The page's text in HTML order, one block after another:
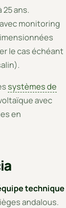
ans.
monitoring
le cas échéant
systèmes de
avec
en
technique
andalous.